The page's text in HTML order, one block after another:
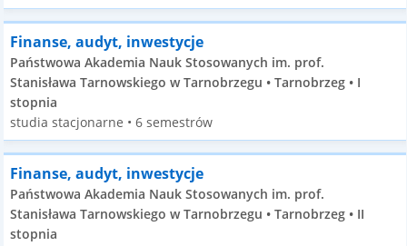
Finanse, audyt, inwestycje
Państwowa Akademia Nauk Stosowanych im. prof.
Stanisława Tarnowskiego w Tarnobrzegu • Tarnobrzeg • I
stopnia
studia stacjonarne • 6 semestrów
Finanse, audyt, inwestycje
Państwowa Akademia Nauk Stosowanych im. prof.
Stanisława Tarnowskiego w Tarnobrzegu • Tarnobrzeg • II
stopnia